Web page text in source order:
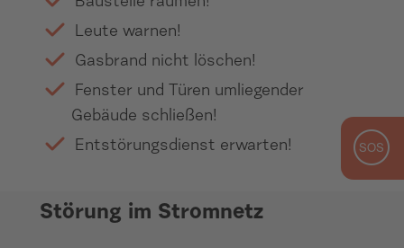
Leute warnen!
Gasbrand nicht löschen!
Fenster und Türen umliegender
Gebäude schließen!
Entstörungsdienst erwarten!
Störung im Stromnetz